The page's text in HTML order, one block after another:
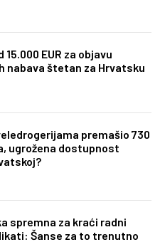
15.000 EUR za objavu
nabava štetan za Hrvatsku
premašio 730
ugrožena dostupnost
spremna za kraći radni
Šanse za to trenutno